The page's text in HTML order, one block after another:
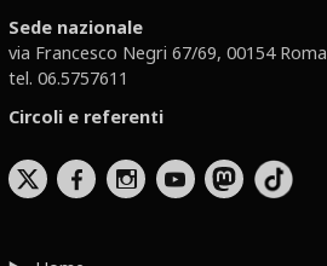
Sede nazionale
via Francesco Negri 67/69, 00154 Roma
tel. 06.5757611
Circoli e referenti
b x r